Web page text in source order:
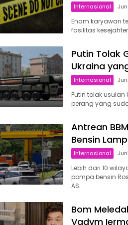
Internasional
Enam karyawan
fasilitas
Putin Tolak
Ukraina
Internasional
Putin tolak
perang yang
Antrean
Bensin
Internasional
Lebih dari 10
pompa bensin
AS.
Bom
Vadym